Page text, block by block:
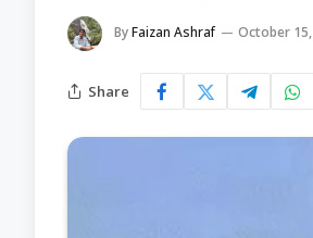
ByFaizan Ashraf October
Share